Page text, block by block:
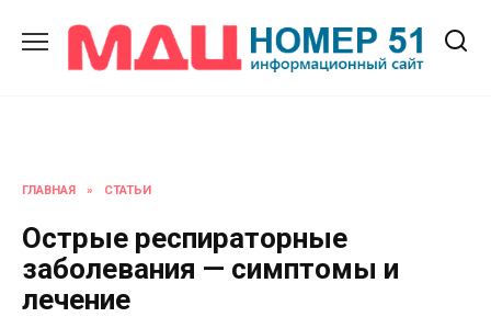
содержанию
ГЛАВНАЯ » СТАТЬИ
Острые респираторные
заболевания — симптомы и
лечение